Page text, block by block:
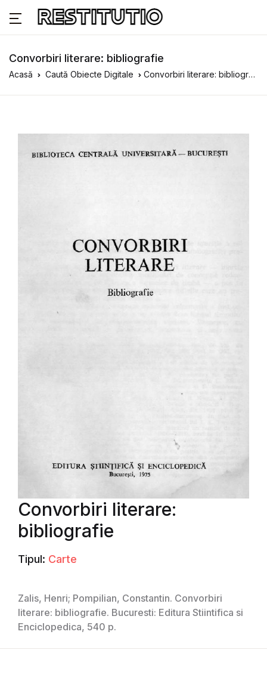
Convorbiri literare: bibliografie
Acasă Caută Obiecte Digitale Convorbiri literare: bibliografie
Convorbiri literare:
bibliografie
Tipul: Carte
Zalis, Henri; Pompilian, Constantin. Convorbiri
literare: bibliografie. Bucuresti: Editura Stiintifica si
Enciclopedica, 540 p.